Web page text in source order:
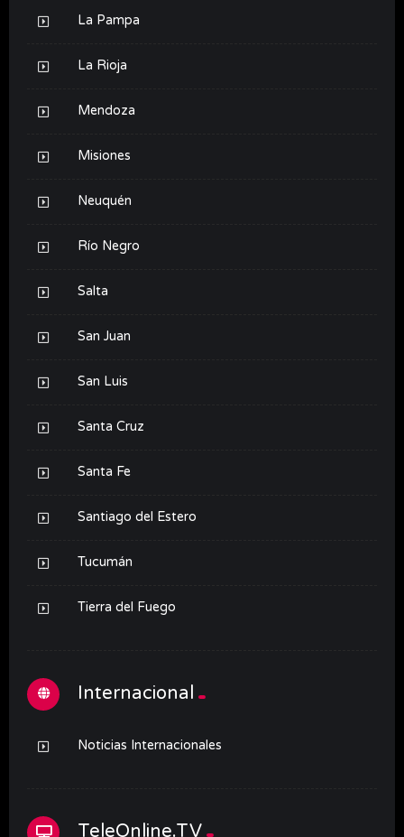
La Pampa
La Rioja
Mendoza
Misiones
Neuquén
Río Negro
Salta
San Juan
San Luis
Santa Cruz
Santa Fe
Santiago del Estero
Tucumán
Tierra del Fuego
Internacional
Noticias Internacionales
TeleOnline.TV